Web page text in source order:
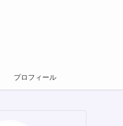
プロフィール